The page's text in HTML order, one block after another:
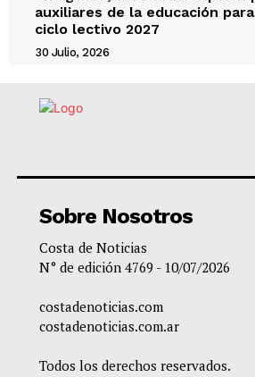
auxiliares de la educación
ciclo lectivo 2027
30 Julio, 2026
Sobre Nosotros
Costa de Noticias
N° de edición 4769 - 10/07/2026
costadenoticias.com
costadenoticias.com.ar
Todos los derechos reservados.